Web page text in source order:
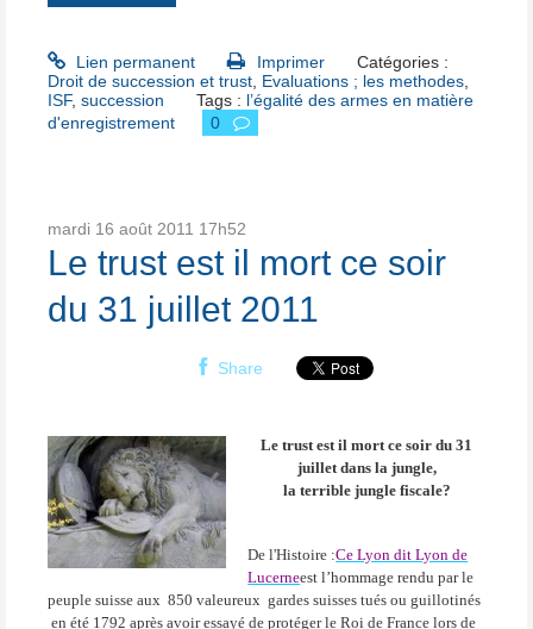
Lien permanent Imprimer
Catégories :
Droit de succession et trust Evaluations ; les methodes
ISF, succession Tags : l’égalité des armes en matière
d'enregistrement
0
mardi 16 août 2011 17h52
Le trust est il mort ce soir
du 31 juillet 2011
Share
Le trust est il mort ce soir du 31
juillet dans la jungle,
la terrible jungle fiscale?
De l'Histoire :Ce Lyon dit Lyon de
Lucerneest l’hommage rendu par le
peuple suisse aux 850 valeureux gardes suisses tués ou guillotinés
en été 1792 après avoir essayé de protéger le Roi de France lors de